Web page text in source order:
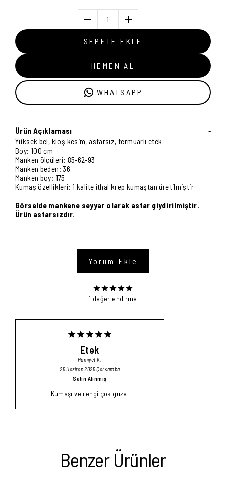
1
SEPETE EKLE
HEMEN AL
WHATSAPP
Ürün Açıklaması
-
Yüksek bel, kloş kesim, astarsız, fermuarlı etek
Boy: 100 cm
Manken ölçüleri: 85-62-93
Manken beden: 36
Manken boy: 175
Kumaş özellikleri: 1.kalite ithal krep kumaştan üretilmiştir
Görselde mankene seyyar olarak astar giydirilmiştir.
Ürün astarsızdır.
Yorum Ekle
1 değerlendirme
Etek
HamiyetK.
25 Haziran 2025 Çarşamba
Satın Alınmış
Kumaşı ve rengi çok güzel
Benzer Ürünler